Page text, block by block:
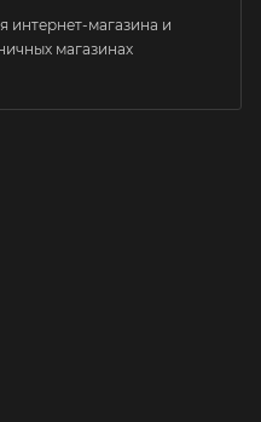
интернет-магазина и
магазинах